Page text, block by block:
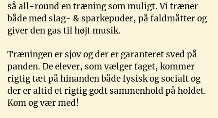
så all-round en træning som muligt. Vi træner
både med slag- & sparkepuder, på faldmåtter og
giver den gas til højt musik.
Træningen er sjov og der er garanteret sved på
panden. De elever, som vælger faget, kommer
rigtig tæt på hinanden både fysisk og socialt og
der er altid et rigtig godt sammenhold på holdet.
Kom og vær med!